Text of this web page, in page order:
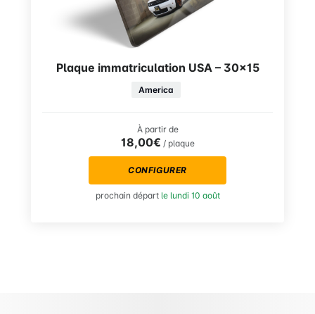
Plaque immatriculation USA – 30×15
America
À partir de
18,00€ / plaque
CONFIGURER
prochain départ le lundi 10 août